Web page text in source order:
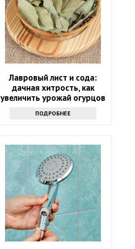
Лавровый лист и сода:
дачная хитрость, как
увеличить урожай огурцов
ПОДРОБНЕЕ